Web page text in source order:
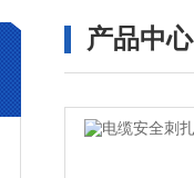
产品中心